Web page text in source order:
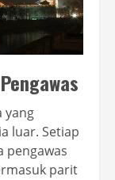
yang
luar. Setiap
pengawas
parit